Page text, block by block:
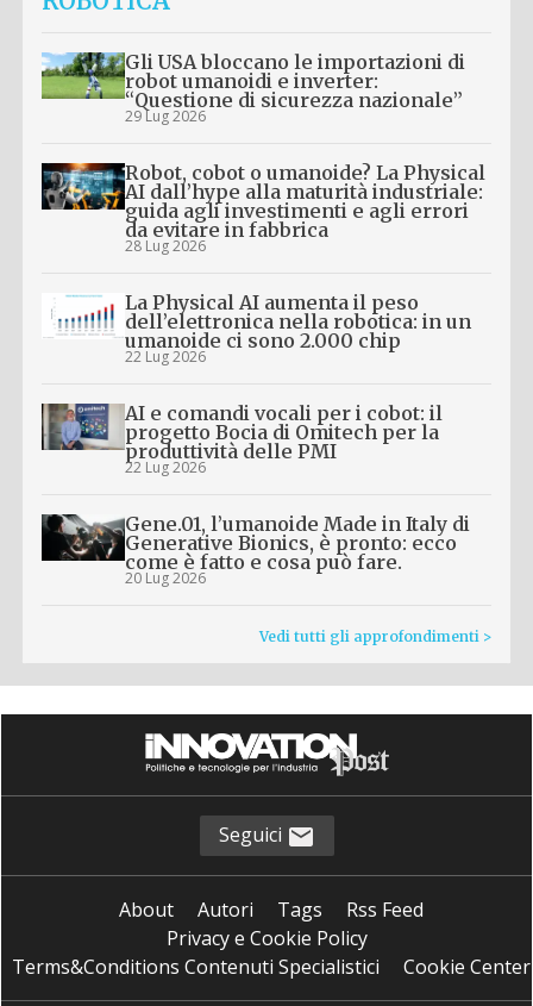
Gli USA bloccano le importazioni di
robot umanoidi e inverter:
“Questione di sicurezza nazionale”
29 Lug 2026
Robot, cobot o umanoide? La Physical
AI dall’hype alla maturità industriale:
guida agli investimenti e agli errori
da evitare in fabbrica
28 Lug 2026
La Physical AI aumenta il peso
dell’elettronica nella robotica: in un
umanoide ci sono 2.000 chip
22 Lug 2026
AI e comandi vocali per i cobot: il
progetto Bocia di Omitech per la
produttività delle PMI
22 Lug 2026
Gene.01, l’umanoide Made in Italy di
Generative Bionics, è pronto: ecco
come è fatto e cosa può fare.
20 Lug 2026
Vedi tutti gli approfondimenti >
Seguici
About Autori Tags
Rss Feed
Privacy e Cookie Policy
Terms&Conditions Contenuti Specialistici
Cookie Center